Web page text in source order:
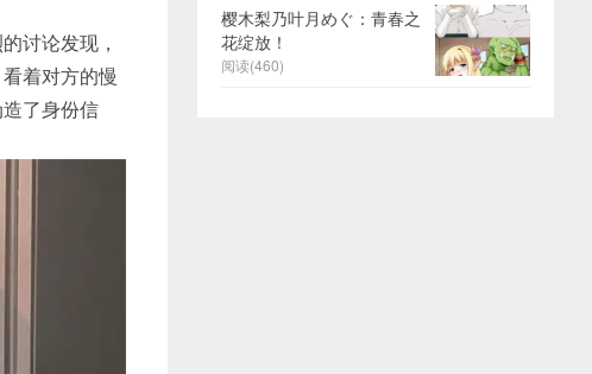
讨论发现，
着对方的慢
了身份信
樱木梨乃叶月めぐ：青春之
花绽放！
阅读(460)